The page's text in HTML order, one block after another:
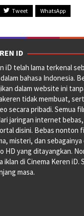
Tweet WhatsApp
ID
iD telah lama terkenal
bahasa Indonesia.
dalam website ini
tidak membuat,
secara pribadi. Semua
jaringan internet
disini. Bebas nonton
misteri, dan
HD yang ditayangkan.
iklan di Cinema Keren iD.
masa.